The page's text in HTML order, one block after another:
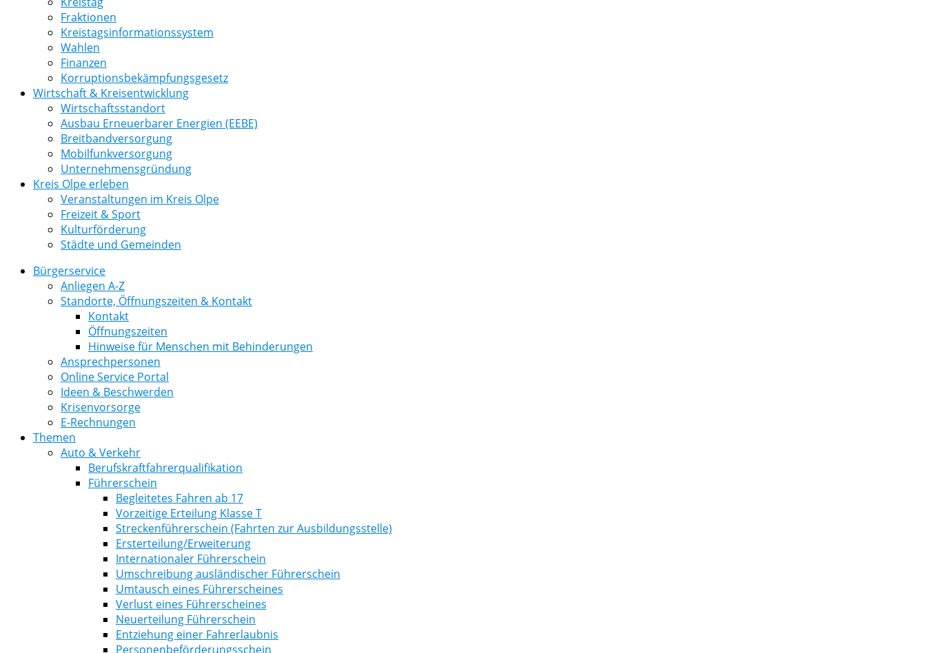
Fraktionen
Kreistagsinformationssystem
Wahlen
Finanzen
Korruptionsbekämpfungsgesetz
Wirtschaft & Kreisentwicklung
Wirtschaftsstandort
Ausbau Erneuerbarer Energien (EEBE)
Breitbandversorgung
Mobilfunkversorgung
Unternehmensgründung
Kreis Olpe erleben
Veranstaltungen im Kreis Olpe
Freizeit & Sport
Kulturförderung
Städte und Gemeinden
Bürgerservice
Anliegen A-Z
Standorte, Öffnungszeiten & Kontakt
Kontakt
Öffnungszeiten
Hinweise für Menschen mit Behinderungen
Ansprechpersonen
Online Service Portal
Ideen & Beschwerden
Krisenvorsorge
E-Rechnungen
Themen
Auto & Verkehr
Berufskraftfahrerqualifikation
Führerschein
Begleitetes Fahren ab 17
Vorzeitige Erteilung Klasse T
Streckenführerschein (Fahrten zur Ausbildungsstelle)
Ersterteilung/Erweiterung
Internationaler Führerschein
Umschreibung ausländischer Führerschein
Umtausch eines Führerscheines
Verlust eines Führerscheines
Neuerteilung Führerschein
Entziehung einer Fahrerlaubnis
Personenbeförderungsschein